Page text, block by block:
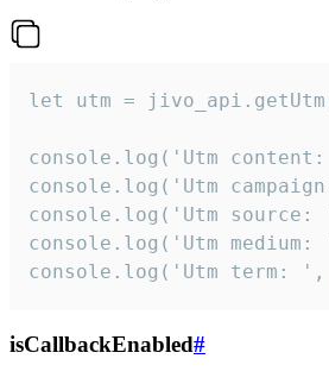
let utm =
console.log('Utm
console.log('Utm
console.log('Utm
console.log('Utm medium:
console.log('Utm term: ',
isCallbackEnabled#